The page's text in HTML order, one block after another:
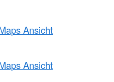
Ansicht
Ansicht